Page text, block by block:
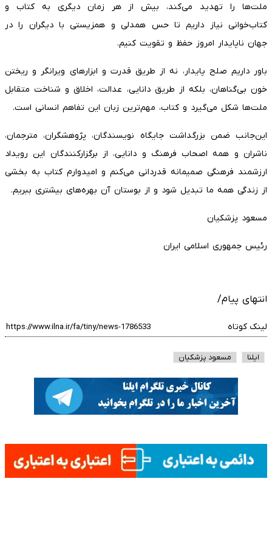
ملت‌ها را تهدید می‌کند، بیش از هر زمان دیگری به کتاب و
کتاب‌خوانی نیاز داریم تا حس همدلی و همزیستی با دیگران را در
جهان ناپایدار امروز حفظ و تقویت کنیم.
باور داریم صلح پایدار، نه از طریق قدرت‌ و ابزارهای ویرانگر و ریختن
خون بی‌گناهان، بلکه از طریق دانایی، عدالت، اخلاق و شناخت متقابل
ملت‌ها شکل می‌گیرد و کتاب، مهم‌ترین زبان این تفاهم انسانی است.
این‌جانب ضمن بزرگداشت جایگاه نویسندگان، پژوهشگران، مترجمان،
ناشران و همه اصحاب فرهنگ و دانایی، از برگزارکنندگان این رویداد
ارزشمند فرهنگی صمیمانه قدردانی می‌کنم و امیدوارم کتاب به بخشی
از زندگی همه ما تبدیل شود و از بوستان آن بهره‌های بیشتری ببریم.
مسعود پزشکیان
رئیس جمهوری اسلامی ایران
انتهای پیام/
لینک کوتاه
ایلنا مسعود پزشکیان